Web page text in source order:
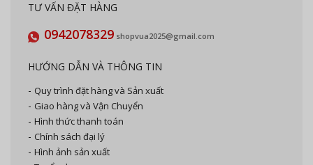
TƯ VẤN ĐẶT HÀNG
0942078329 shopvua2025@gmail.com
HƯỚNG DẪN VÀ THÔNG TIN
Quy trình đặt hàng và Sản xuất
Giao hàng và Vận Chuyển
Hình thức thanh toán
Chính sách đại lý
Hình ảnh sản xuất